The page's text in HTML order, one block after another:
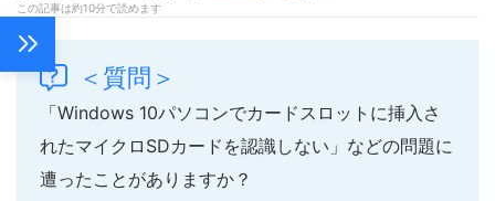
この記事は約10分で読めます
＜質問＞
「Windows 10パソコンでカードスロットに挿入さ
れたマイクロSDカードを認識しない」などの問題に
遭ったことがありますか？